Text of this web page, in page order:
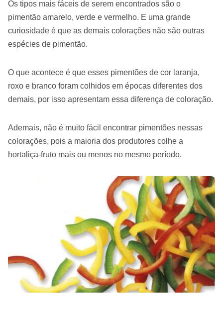
Os tipos mais fáceis de serem encontrados são o
pimentão amarelo, verde e vermelho. E uma grande
curiosidade é que as demais colorações não são outras
espécies de pimentão.
O que acontece é que esses pimentões de cor laranja,
roxo e branco foram colhidos em épocas diferentes dos
demais, por isso apresentam essa diferença de coloração.
Ademais, não é muito fácil encontrar pimentões nessas
colorações, pois a maioria dos produtores colhe a
hortaliça-fruto mais ou menos no mesmo período.